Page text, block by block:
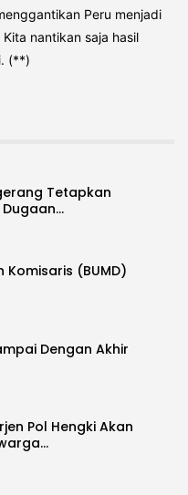
Peru menjadi
nantikan saja hasil
(**)
Tetapkan
Komisaris (BUMD)
Dengan Akhir
Pol Hengki Akan